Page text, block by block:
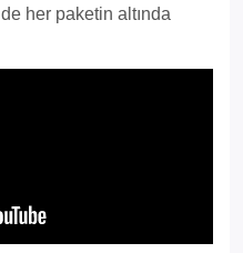
her paketin altında